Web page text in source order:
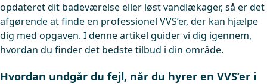
opdateret dit badeværelse eller løst vandlækager, så er det
afgørende at finde en professionel VVS’er, der kan hjælpe
dig med opgaven. I denne artikel guider vi dig igennem,
hvordan du finder det bedste tilbud i din område.
Hvordan undgår du fejl, når du hyrer en VVS’er i